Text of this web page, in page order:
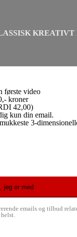
KREATIVT
første video
kroner
42,00)
kun din email.
3-
emails og tilbud
helst.